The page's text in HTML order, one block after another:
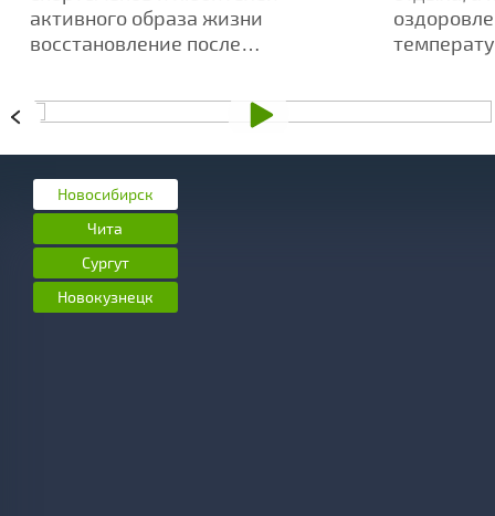
активного образа жизни
восстановление после
высоких результатов.
Новосибирск
Чита
Сургут
Новокузнецк